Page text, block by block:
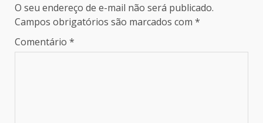
O seu endereço de e-mail não será publicado.
Campos obrigatórios são marcados com *
Comentário *